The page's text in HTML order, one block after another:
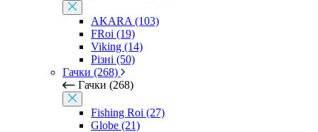
AKARA (103)
FRoi (19)
Viking (14)
Різні (50)
Гачки (268)
Гачки (268)
Fishing Roi (27)
Globe (21)